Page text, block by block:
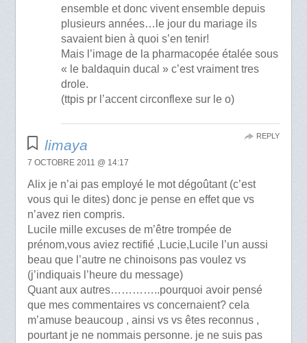
ensemble et donc vivent ensemble depuis
plusieurs années…le jour du mariage ils
savaient bien à quoi s’en tenir!
Mais l’image de la pharmacopée étalée sous
« le baldaquin ducal » c’est vraiment tres
drole.
(ttpis pr l’accent circonflexe sur le o)
limaya
7 OCTOBRE 2011 @ 14:17
Alix je n’ai pas employé le mot dégoûtant (c’est
vous qui le dites) donc je pense en effet que vs
n’avez rien compris.
Lucile mille excuses de m’être trompée de
prénom,vous aviez rectifié ,Lucie,Lucile l’un aussi
beau que l’autre ne chinoisons pas voulez vs
(j’indiquais l’heure du message)
Quant aux autres…………..pourquoi avoir pensé
que mes commentaires vs concernaient? cela
m’amuse beaucoup , ainsi vs vs êtes reconnus ,
pourtant je ne nommais personne. je ne suis pas
REPLY